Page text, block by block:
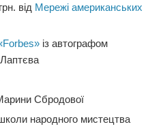
від Мережі американських
із автографом
Сбродової
народного мистецтва